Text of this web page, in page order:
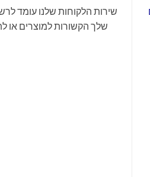
שירות הלקוחות שלנו עומד
שלך הקשורות למוצרים או